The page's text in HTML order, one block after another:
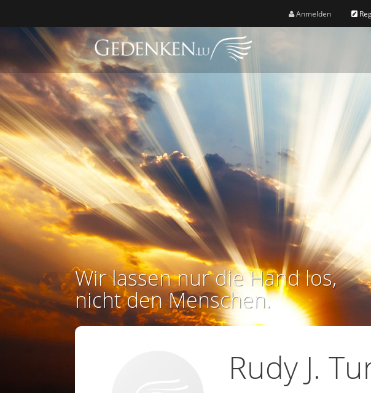
Anmelden
Wir lassen nur die Hand los,
nicht den Menschen.
Rudy J.